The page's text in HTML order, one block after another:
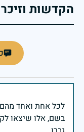
הקדשות
בשם, אלו שיצאו